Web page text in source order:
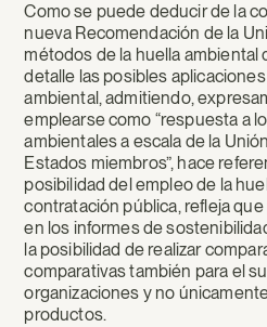
Como se puede deducir de la
nueva Recomendación de la
métodos de la huella ambiental
detalle las posibles
ambiental, admitiendo,
emplearse como “respuesta a
ambientales a escala de la
Estados miembros”, hace
posibilidad del empleo de la
contratación pública, refleja
en los informes de
la posibilidad de realizar
comparativas también para el
organizaciones y no
productos.